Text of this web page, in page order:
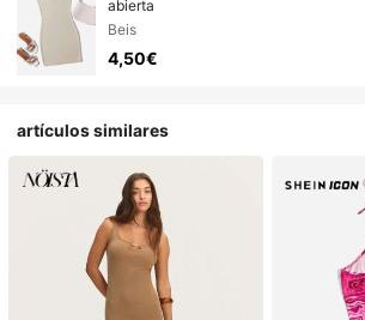
abierta
Beis
4,50€
artículos similares